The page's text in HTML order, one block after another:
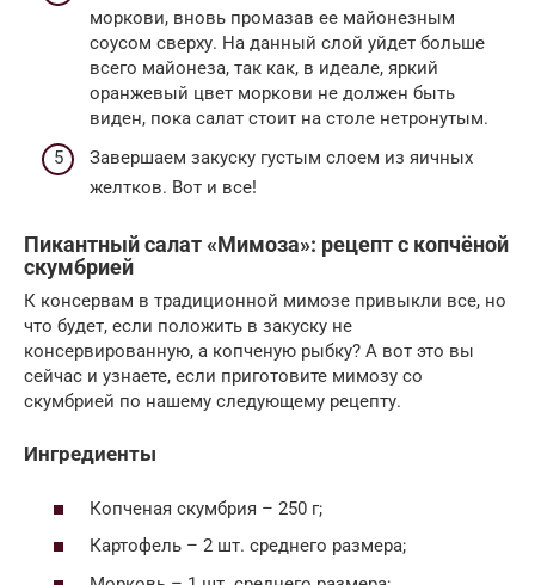
моркови, вновь промазав ее майонезным
соусом сверху. На данный слой уйдет больше
всего майонеза, так как, в идеале, яркий
оранжевый цвет моркови не должен быть
виден, пока салат стоит на столе нетронутым.
Завершаем закуску густым слоем из яичных
желтков. Вот и все!
Пикантный салат «Мимоза»: рецепт с копчёной
скумбрией
К консервам в традиционной мимозе привыкли все, но
что будет, если положить в закуску не
консервированную, а копченую рыбку? А вот это вы
сейчас и узнаете, если приготовите мимозу со
скумбрией по нашему следующему рецепту.
Ингредиенты
Копченая скумбрия – 250 г;
Картофель – 2 шт. среднего размера;